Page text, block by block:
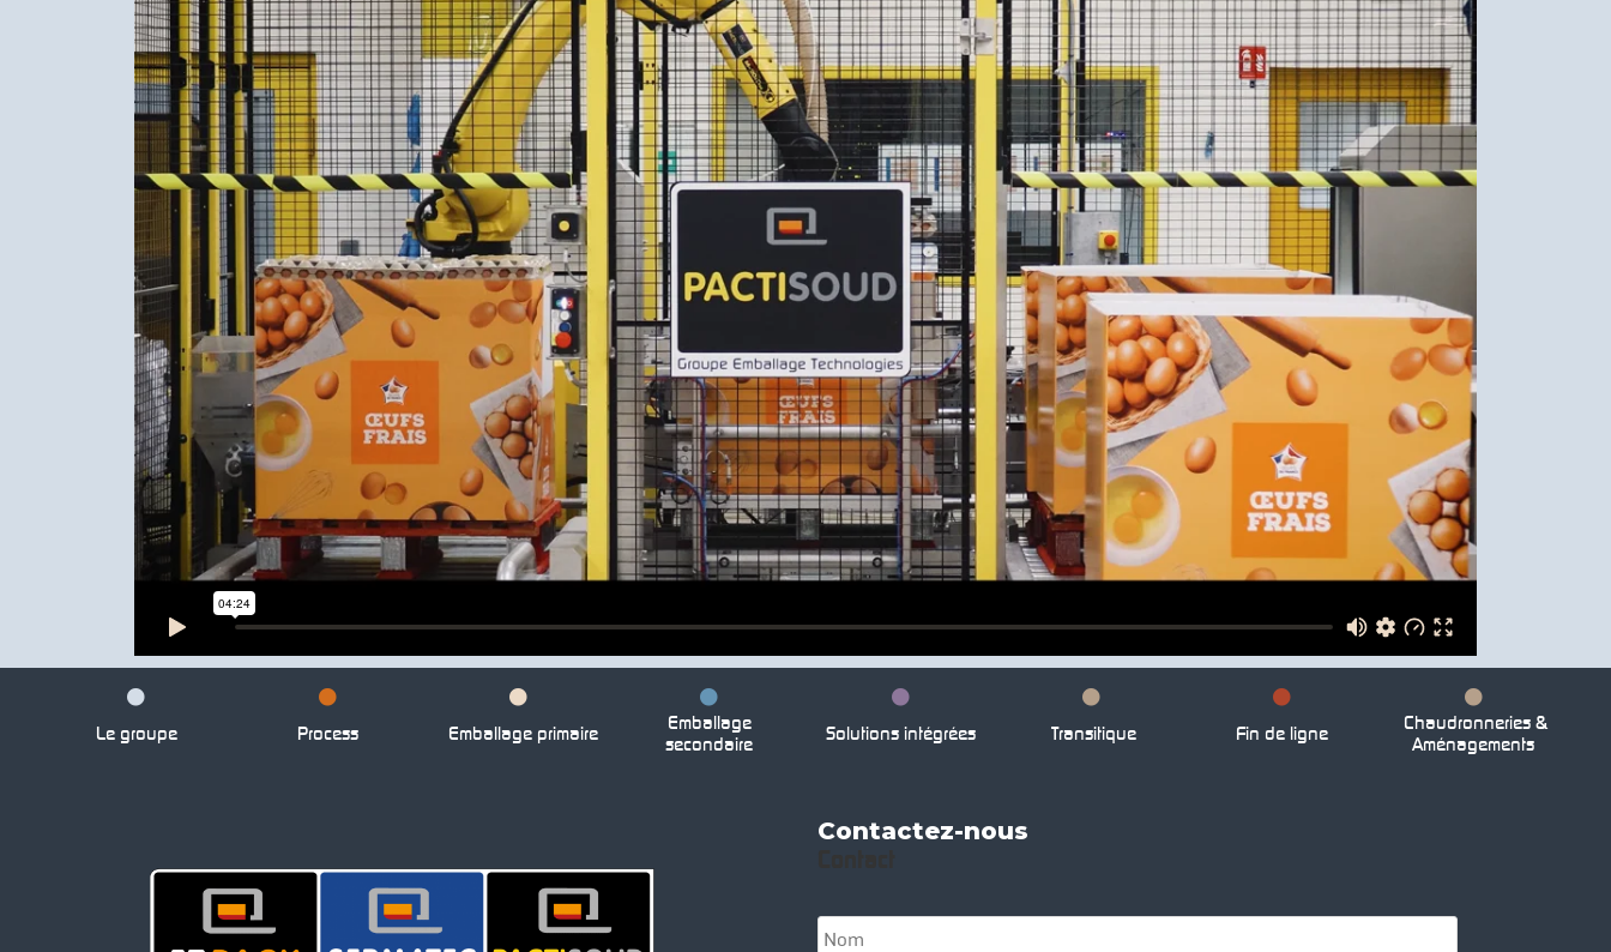
Le groupe Process Emballage primaire
Emballage
secondaire
Solutions intégrées Transitique Fin de ligne
Chaudronneries &
Aménagements
Contactez-nous
N
o